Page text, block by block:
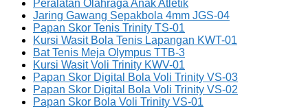
Peralatan Olahraga Anak Atletik
Jaring Gawang Sepakbola 4mm JGS-04
Papan Skor Tenis Trinity TS-01
Kursi Wasit Bola Tenis Lapangan KWT-01
Bat Tenis Meja Olympus TTB-3
Kursi Wasit Voli Trinity KWV-01
Papan Skor Digital Bola Voli Trinity VS-03
Papan Skor Digital Bola Voli Trinity VS-02
Papan Skor Bola Voli Trinity VS-01